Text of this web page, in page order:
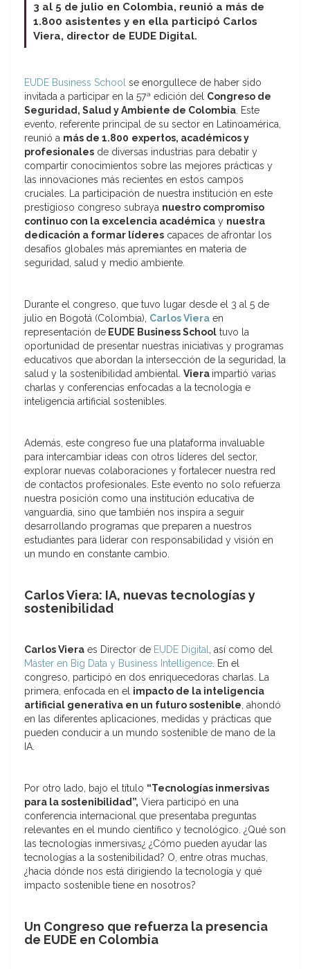
3 al 5 de julio en Colombia, reunió a más de
1.800 asistentes y en ella participó Carlos
Viera, director de EUDE Digital.
EUDE Business School se enorgullece de haber sido
invitada a participar en la 57ª edición del Congreso de
Seguridad, Salud y Ambiente de Colombia. Este
evento, referente principal de su sector en Latinoamérica,
reunió a más de 1.800 expertos, académicos y
profesionales de diversas industrias para debatir y
compartir conocimientos sobre las mejores prácticas y
las innovaciones más recientes en estos campos
cruciales. La participación de nuestra institución en este
prestigioso congreso subraya nuestro compromiso
continuo con la excelencia académica y nuestra
dedicación a formar líderes capaces de afrontar los
desafíos globales más apremiantes en materia de
seguridad, salud y medio ambiente.
Durante el congreso, que tuvo lugar desde el 3 al 5 de
julio en Bogotá (Colombia), Carlos Viera en
representación de EUDE Business School tuvo la
oportunidad de presentar nuestras iniciativas y programas
educativos que abordan la intersección de la seguridad, la
salud y la sostenibilidad ambiental. Viera impartió varias
charlas y conferencias enfocadas a la tecnología e
inteligencia artificial sostenibles.
Además, este congreso fue una plataforma invaluable
para intercambiar ideas con otros líderes del sector,
explorar nuevas colaboraciones y fortalecer nuestra red
de contactos profesionales. Este evento no solo refuerza
nuestra posición como una institución educativa de
vanguardia, sino que también nos inspira a seguir
desarrollando programas que preparen a nuestros
estudiantes para liderar con responsabilidad y visión en
un mundo en constante cambio.
Carlos Viera: IA, nuevas tecnologías y
sostenibilidad
Carlos Viera es Director de EUDE Digital, así como del
Máster en Big Data y Business Intelligence. En el
congreso, participó en dos enriquecedoras charlas. La
primera, enfocada en el impacto de la inteligencia
artificial generativa en un futuro sostenible, ahondó
en las diferentes aplicaciones, medidas y prácticas que
pueden conducir a un mundo sostenible de mano de la
IA.
Por otro lado, bajo el título “Tecnologías inmersivas
para la sostenibilidad”, Viera participó en una
conferencia internacional que presentaba preguntas
relevantes en el mundo científico y tecnológico. ¿Qué son
las tecnologías inmersivas¿ ¿Cómo pueden ayudar las
tecnologías a la sostenibilidad? O, entre otras muchas,
¿hacia dónde nos está dirigiendo la tecnología y qué
impacto sostenible tiene en nosotros?
Un Congreso que refuerza la presencia
de EUDE en Colombia